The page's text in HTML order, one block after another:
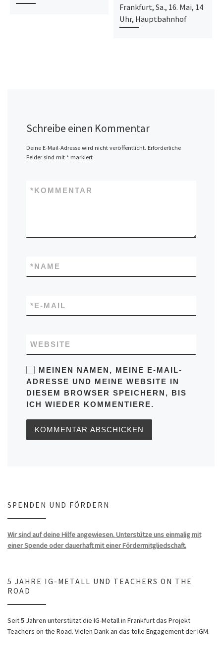
Frankfurt, Sa., 16. Mai, 14
Uhr, Hauptbahnhof
Schreibe einen Kommentar
Deine E-Mail-Adresse wird nicht veröffentlicht. Erforderliche
Felder sind mit *markiert
KOMMENTAR
*
NAME
*
E-MAIL
*
WEBSITE
MEINEN NAMEN, MEINE E-MAIL-
ADRESSE UND MEINE WEBSITE IN
DIESEM BROWSER SPEICHERN, BIS
ICH WIEDER KOMMENTIERE.
SPENDEN UND FÖRDERN
Wir sind auf deine Hilfe angewiesen. Unterstütze uns einmalig mit
einer Spende oder dauerhaft mit einer Fördermitgliedschaft.
5 JAHRE IG-METALL UND TEACHERS ON THE
ROAD
Seit5 Jahren unterstützt die IG-Metall in Frankfurt das Projekt
Teachers on the Road. Vielen Dank an das tolle Engagement der IGM.